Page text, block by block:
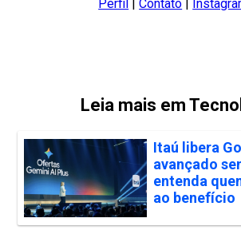
Perfil |Contato |
Leia mais em
Itaú libera
avançado
entenda
ao benefício